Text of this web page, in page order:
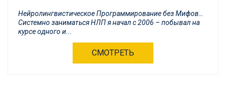
Психологическая Самозащита и БНЛП
Нейролингвистическое Программирование без Мифов…
Системно заниматься НЛП я начал с 2006 – побывал на
курсе одного и...
СМОТРЕТЬ